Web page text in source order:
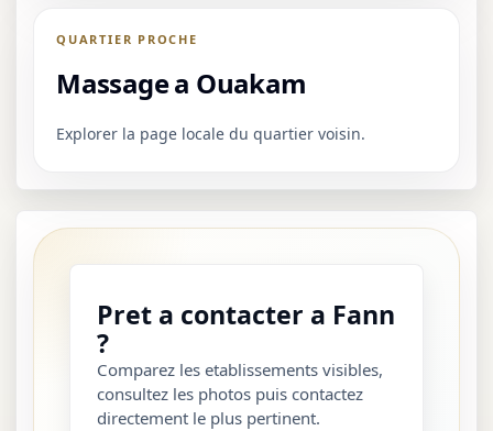
QUARTIER PROCHE
Massage a Ouakam
Explorer la page locale du quartier voisin.
Pret a contacter a Fann
?
Comparez les etablissements visibles,
consultez les photos puis contactez
directement le plus pertinent.